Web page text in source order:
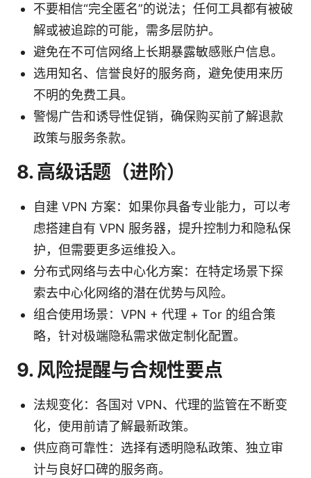
不要相信“完全匿名”的说法；任何工具都有被破
解或被追踪的可能，需多层防护。
避免在不可信网络上长期暴露敏感账户信息。
选用知名、信誉良好的服务商，避免使用来历
不明的免费工具。
警惕广告和诱导性促销，确保购买前了解退款
政策与服务条款。
8. 高级话题（进阶）
自建 VPN 方案：如果你具备专业能力，可以考
虑搭建自有 VPN 服务器，提升控制力和隐私保
护，但需要更多运维投入。
分布式网络与去中心化方案：在特定场景下探
索去中心化网络的潜在优势与风险。
组合使用场景：VPN + 代理 + Tor 的组合策
略，针对极端隐私需求做定制化配置。
9. 风险提醒与合规性要点
法规变化：各国对 VPN、代理的监管在不断变
化，使用前请了解最新政策。
供应商可靠性：选择有透明隐私政策、独立审
计与良好口碑的服务商。